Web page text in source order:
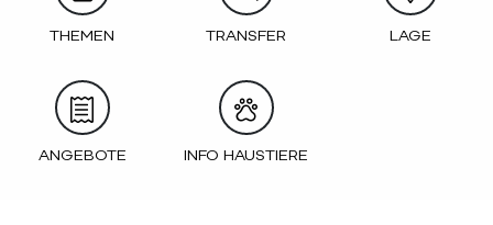
THEMEN TRANSFER LAGE
ANGEBOTE INFO HAUSTIERE